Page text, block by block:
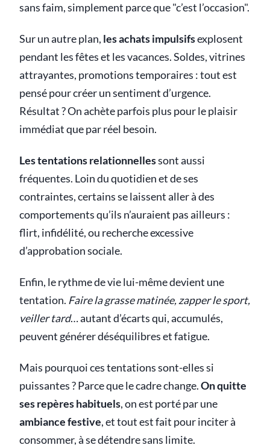
sans faim, simplement parce que "c’est l’occasion".
Sur un autre plan, les achats impulsifsexplosent
pendant les fêtes et les vacances. Soldes, vitrines
attrayantes, promotions temporaires : tout est
pensé pour créer un sentiment d’urgence.
Résultat ? On achète parfois plus pour le plaisir
immédiat que par réel besoin.
Les tentations relationnellessont aussi
fréquentes. Loin du quotidien et de ses
contraintes, certains se laissent aller à des
comportements qu’ils n’auraient pas ailleurs :
flirt, infidélité, ou recherche excessive
d’approbation sociale.
Enfin, le rythme de vie lui-même devient une
tentation. Faire la grasse matinée, zapper le sport,
veiller tard… autant d’écarts qui, accumulés,
peuvent générer déséquilibres et fatigue.
Mais pourquoi ces tentations sont-elles si
puissantes ? Parce que le cadre change.On quitte
ses repères habituels, on est porté par une
ambiance festive, et tout est fait pour inciter à
consommer, à se détendre sans limite.